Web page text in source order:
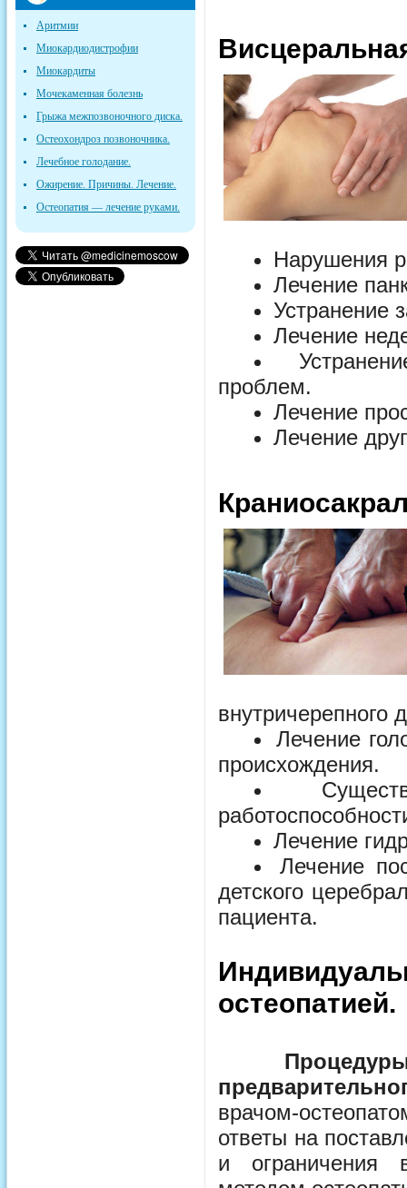
Нарушения
Лечение
Устранение
Лечение
проблем.
Лечение
Лечение
внутричерепного
Лечение
происхождения.
Лечение
Лечение
детского
пациента.
остеопатией.
врачом-
ответы на
и ограничения
Аритмии
Миокардиодистрофии
Миокардиты
Мочекаменная болезнь
Грыжа межпозвоночного диска.
Остеохондроз позвоночника.
Лечебное голодание.
Ожирение. Причины. Лечение.
Остеопатия — лечение руками.